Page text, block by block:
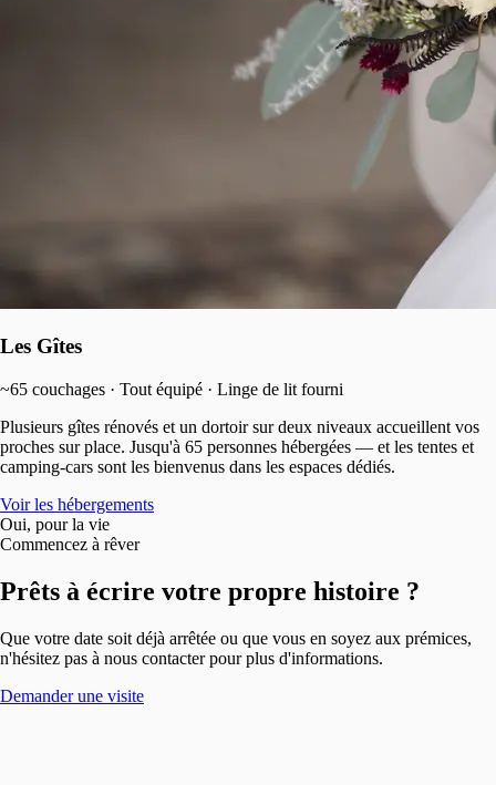
Les Gîtes
~65 couchages · Tout équipé · Linge de lit fourni
Plusieurs gîtes rénovés et un dortoir sur deux niveaux accueillent vos
proches sur place. Jusqu'à 65 personnes hébergées — et les tentes et
camping-cars sont les bienvenus dans les espaces dédiés.
Voir les hébergements
Oui, pour la vie
Commencez à rêver
Prêts à écrire votre propre histoire ?
Que votre date soit déjà arrêtée ou que vous en soyez aux prémices,
n'hésitez pas à nous contacter pour plus d'informations.
Demander une visite